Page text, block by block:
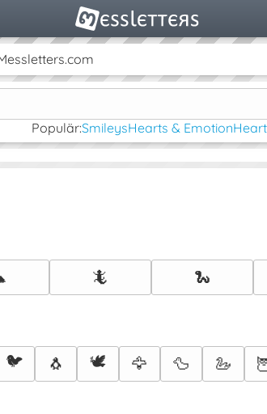
Populär:SmileysHearts & Emotion
🦎 🐍
🐦 🐧 🕊️ 🦅 🦆 🦢